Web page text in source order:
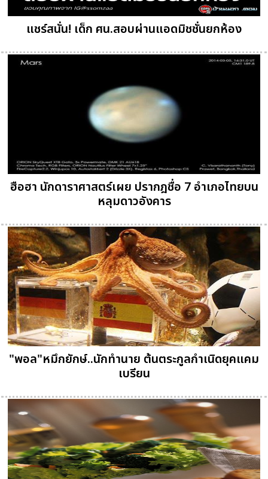
แชร์สนั่น! เด็ก ศน.สอบผ่านแอดมิชชั่นยกห้อง
ฮือฮา นักดาราศาสตร์เผย ปรากฎชื่อ 7 อำเภอไทยบน
หลุมดาวอังคาร
"พอล"หมึกยักษ์..นักทำนาย ต้นตระกูลกำเนิดยุคแคม
เบรียน